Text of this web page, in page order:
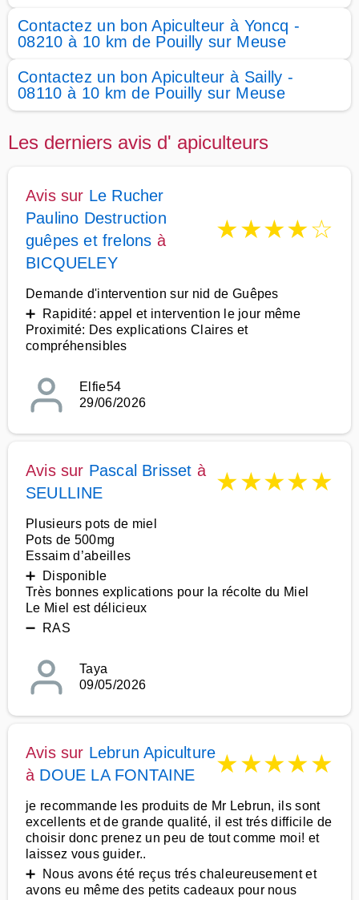
Contactez un bon Apiculteur à Yoncq -
08210 à 10 km de Pouilly sur Meuse
Contactez un bon Apiculteur à Sailly -
08110 à 10 km de Pouilly sur Meuse
Les derniers avis d' apiculteurs
Avis sur Le Rucher
Paulino Destruction
guêpes et frelons à
BICQUELEY
★★★★☆
Demande d'intervention sur nid de Guêpes
➕ Rapidité: appel et intervention le jour même
Proximité: Des explications Claires et
compréhensibles
Elfie54
29/06/2026
Avis sur Pascal Brisset à
SEULLINE
★★★★★
Plusieurs pots de miel
Pots de 500mg
Essaim d’abeilles
➕ Disponible
Très bonnes explications pour la récolte du Miel
Le Miel est délicieux
➖ RAS
Taya
09/05/2026
Avis sur Lebrun Apiculture
à DOUE LA FONTAINE ★★★★★
je recommande les produits de Mr Lebrun, ils sont
excellents et de grande qualité, il est trés difficile de
choisir donc prenez un peu de tout comme moi! et
laissez vous guider..
➕ Nous avons été reçus trés chaleureusement et
avons eu même des petits cadeaux pour nous